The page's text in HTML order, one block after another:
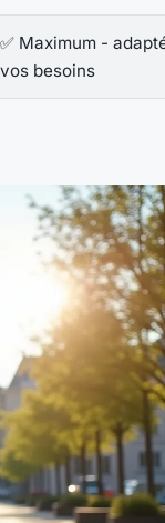
✅ Maximum -
vos besoins